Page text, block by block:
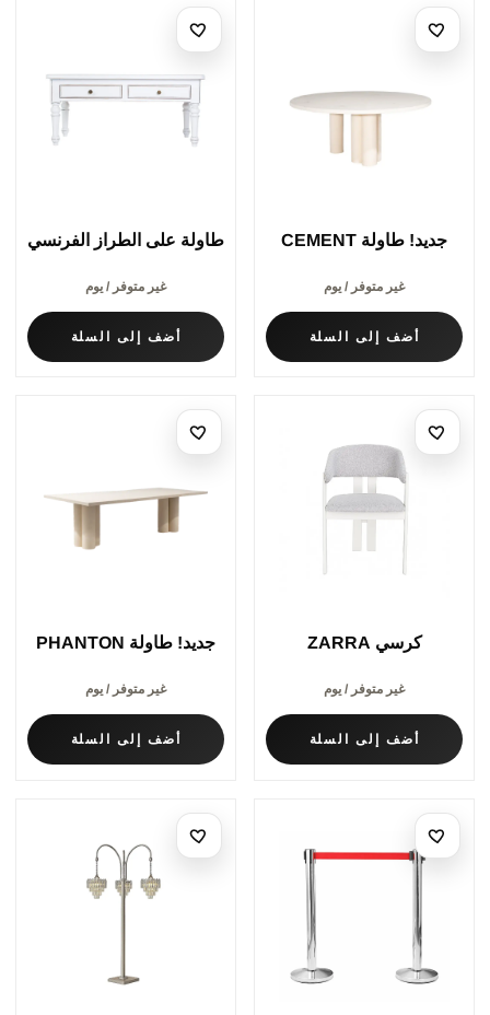
جديد! طاولة CEMENT
غير متوفر / يوم
أضف إلى السلة
طاولة على الطراز الفرنسي
غير متوفر / يوم
أضف إلى السلة
كرسي ZARRA
غير متوفر / يوم
أضف إلى السلة
جديد! طاولة PHANTON
غير متوفر / يوم
أضف إلى السلة